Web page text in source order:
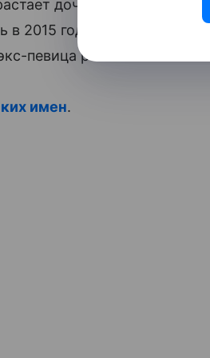
дочь Арис от
в 2015 году. Со своим
певица расписалась в
имен.